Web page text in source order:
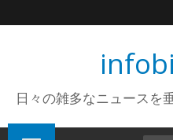
日々の雑多なニュースを